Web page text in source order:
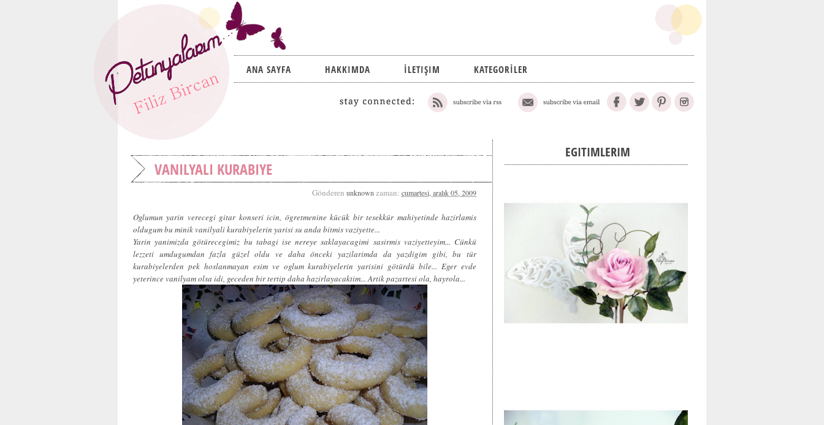
ANA SAYFA HAKKIMDA İLETIŞIM KATEGORİLER
VANILYALI KURABIYE
Gönderen unknown zaman: cumartesi, aralık 05, 2009
Oglumun yarin verecegi gitar konseri icin, ögretmenine kücük bir tesekkür mahiyetinde hazirlamis
oldugum bu minik vanilyali kurabiyelerin yarisi su anda bitmis vaziyette...
Yarin yanimizda götürecegimiz bu tabagi ise nereye saklayacagimi sasirmis vaziyetteyim... Cünkü
lezzeti umdugumdan fazla güzel oldu ve daha önceki yazilarimda da yazdigim gibi, bu tür
kurabiyelerden pek hoslanmayan esim ve oglum kurabiyelerin yarisini götürdü bile... Eger evde
yeterince vanilyam olsa idi, geceden bir tertip daha hazirlayacaktim... Artik pazartesi ola, hayrola...
EGITIMLERIM